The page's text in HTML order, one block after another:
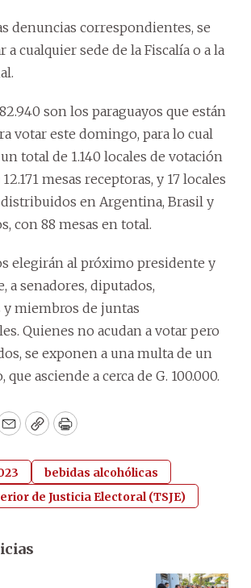
denuncias correspondientes, se
a cualquier sede de la Fiscalía o a la
son los paraguayos que están
votar este domingo, para lo cual
total de 1.140 locales de votación
mesas receptoras, y 17 locales
en Argentina, Brasil y
con 88 mesas en total.
elegirán al próximo presidente y
a senadores, diputados,
miembros de juntas
Quienes no acudan a votar pero
se exponen a una multa de un
asciende a cerca de G. 100.000.
EmailCopyPrint
bebidas alcohólicas
de Justicia Electoral (TSJE)